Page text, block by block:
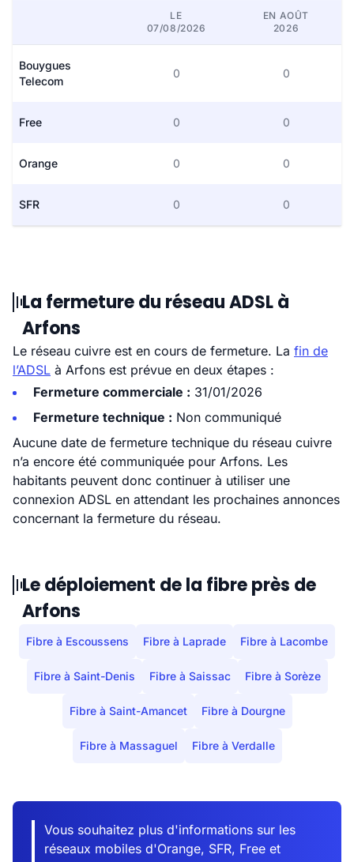
LE
07/08/2026
EN AOÛT
2026
Bouygues
Telecom
0 0
Free 0 0
Orange 0 0
SFR 0 0
La fermeture du réseau ADSL à
Arfons
Le réseau cuivre est en cours de fermeture. La fin de
l’ADSL à Arfons est prévue en deux étapes :
Fermeture commerciale : 31/01/2026
Fermeture technique : Non communiqué
Aucune date de fermeture technique du réseau cuivre
n’a encore été communiquée pour Arfons. Les
habitants peuvent donc continuer à utiliser une
connexion ADSL en attendant les prochaines annonces
concernant la fermeture du réseau.
Le déploiement de la fibre près de
Arfons
Fibre à Escoussens Fibre à Laprade Fibre à Lacombe
Fibre à Saint-Denis Fibre à Saissac Fibre à Sorèze
Fibre à Saint-Amancet Fibre à Dourgne
Fibre à Massaguel Fibre à Verdalle
Vous souhaitez plus d'informations sur les
réseaux mobiles d'Orange, SFR, Free et